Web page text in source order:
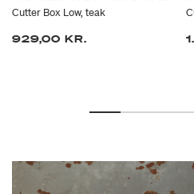
Cutter Box Low, teak
929,00 KR.